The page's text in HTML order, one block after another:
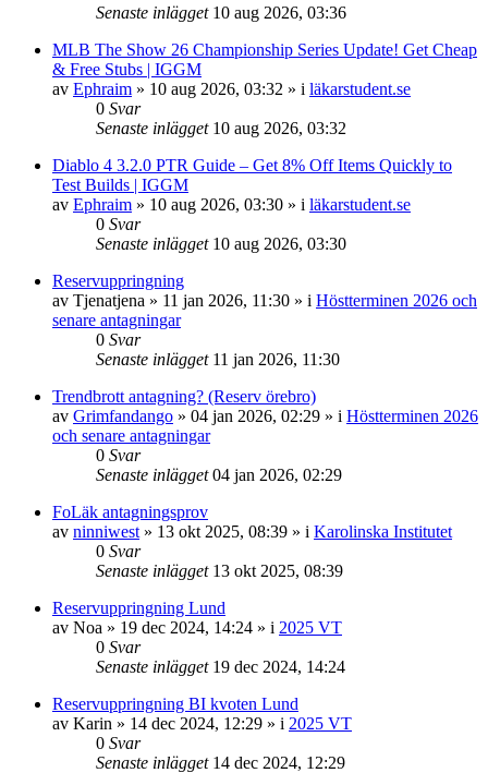
Senaste inlägget 10 aug 2026, 03:36
MLB The Show 26 Championship Series Update! Get Cheap
& Free Stubs | IGGM
av Ephraim » 10 aug 2026, 03:32 » i läkarstudent.se
0 Svar
Senaste inlägget 10 aug 2026, 03:32
Diablo 4 3.2.0 PTR Guide – Get 8% Off Items Quickly to
Test Builds | IGGM
av Ephraim » 10 aug 2026, 03:30 » i läkarstudent.se
0 Svar
Senaste inlägget 10 aug 2026, 03:30
Reservuppringning
av Tjenatjena » 11 jan 2026, 11:30 » i Höstterminen 2026 och
senare antagningar
0 Svar
Senaste inlägget 11 jan 2026, 11:30
Trendbrott antagning? (Reserv örebro)
av Grimfandango » 04 jan 2026, 02:29 » i Höstterminen 2026
och senare antagningar
0 Svar
Senaste inlägget04 jan 2026, 02:29
FoLäk antagningsprov
av ninniwest » 13 okt 2025, 08:39 » i Karolinska Institutet
0 Svar
Senaste inlägget 13 okt 2025, 08:39
Reservuppringning Lund
av Noa » 19 dec 2024, 14:24 » i 2025 VT
0 Svar
Senaste inlägget 19 dec 2024, 14:24
Reservuppringning BI kvoten Lund
av Karin » 14 dec 2024, 12:29 » i 2025 VT
0 Svar
Senaste inlägget 14 dec 2024, 12:29